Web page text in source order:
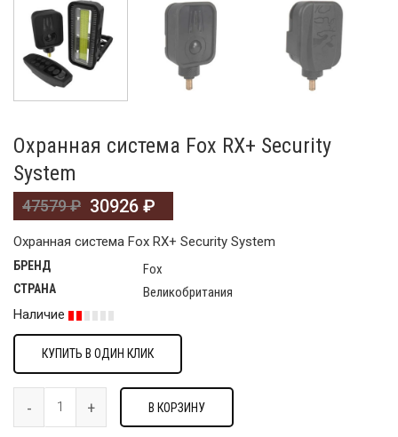
Охранная система Fox RX+ Security
System
47579₽ 30926 ₽
Охранная система Fox RX+ Security System
БРЕНД Fox
СТРАНА
Великобритания
Наличие
КУПИТЬ В ОДИН КЛИК
В КОРЗИНУ